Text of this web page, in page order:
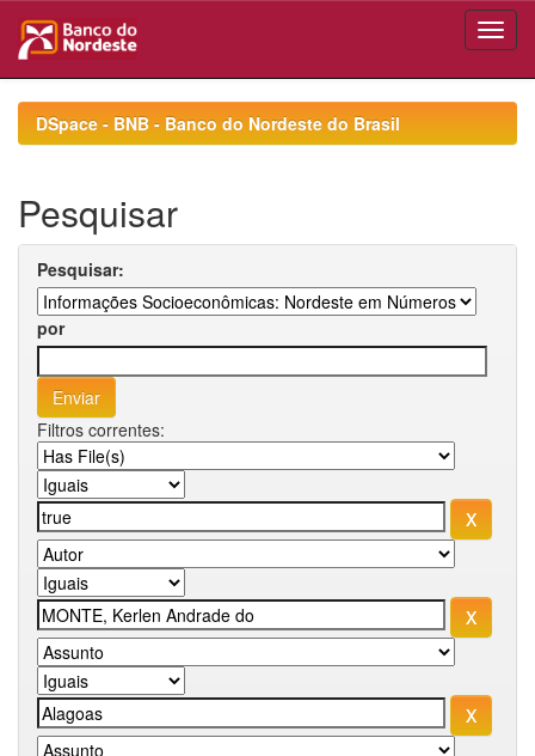
navigationDSpace - BNB - Banco do Nordeste do Brasil
Pesquisar
Pesquisar:
por
Filtros correntes: